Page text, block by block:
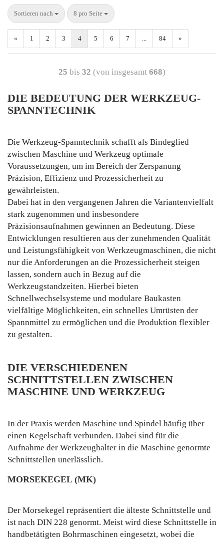
Sortieren nach 8 pro Seite
« 1 2 3 4 5 6 7 ... 84 »
25 bis 32 (von insgesamt 668)
DIE BEDEUTUNG DER WERKZEUG-
SPANNTECHNIK
Die Werkzeug-Spanntechnik schafft als Bindeglied
zwischen Maschine und Werkzeug optimale
Voraussetzungen, um im Bereich der Zerspanung
Präzision, Effizienz und Prozessicherheit zu
gewährleisten.
Dabei hat in den vergangenen Jahren die Variantenvielfalt
stark zugenommen und insbesondere
Präzisionsaufnahmen gewinnen an Bedeutung. Diese
Entwicklungen resultieren aus der zunehmenden Qualität
und Leistungsfähigkeit von Werkzeugmaschinen, die nicht
nur die Anforderungen an die Prozessicherheit steigen
lassen, sondern auch in Bezug auf die
Werkzeugstandzeiten. Hierbei bieten
Schnellwechselsysteme und modulare Baukasten
vielfältige Möglichkeiten, ein schnelles Umrüsten der
Spannmittel zu ermöglichen und die Produktion flexibler
zu gestalten.
DIE VERSCHIEDENEN
SCHNITTSTELLEN ZWISCHEN
MASCHINE UND WERKZEUG
In der Praxis werden Maschine und Spindel häufig über
einen Kegelschaft verbunden. Dabei sind für die
Aufnahme der Werkzeughalter in die Maschine genormte
Schnittstellen unerlässlich.
MORSEKEGEL (MK)
Der Morsekegel repräsentiert die älteste Schnittstelle und
ist nach DIN 228 genormt. Meist wird diese Schnittstelle in
handbetätigten Bohrmaschinen eingesetzt, wobei die